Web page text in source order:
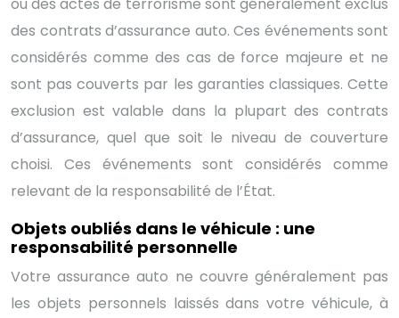
des contrats d’assurance auto. Ces événements sont
considérés comme des cas de force majeure et ne
sont pas couverts par les garanties classiques. Cette
exclusion est valable dans la plupart des contrats
d’assurance, quel que soit le niveau de couverture
choisi. Ces événements sont considérés comme
relevant de la responsabilité de l’État.
Objets oubliés dans le véhicule : une
responsabilité personnelle
Votre assurance auto ne couvre généralement pas
les objets personnels laissés dans votre véhicule, à